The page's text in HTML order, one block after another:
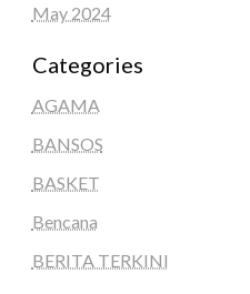
May 2024
Categories
AGAMA
BANSOS
BASKET
Bencana
BERITA TERKINI